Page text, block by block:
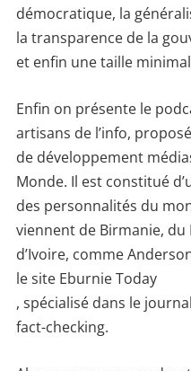
démocratique, la
la transparence de la
et enfin une taille
Enfin on présente le
artisans de l’info,
de développement
Monde. Il est constitué
des personnalités du
viennent de Birmanie, du
d’Ivoire, comme
le site Eburnie Today
, spécialisé dans le
fact-checking.